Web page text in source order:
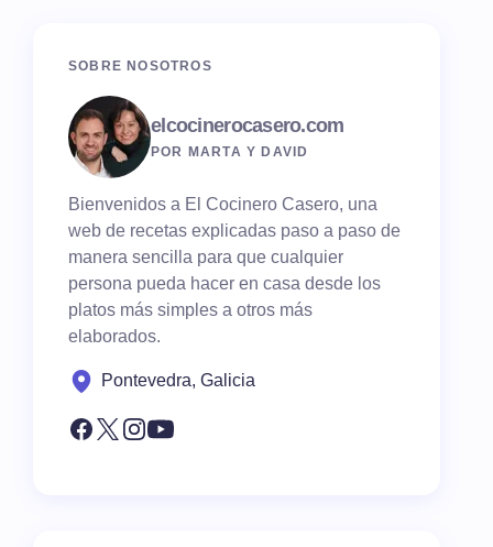
SOBRE NOSOTROS
elcocinerocasero.com
POR MARTA Y DAVID
Bienvenidos a El Cocinero Casero, una
web de recetas explicadas paso a paso de
manera sencilla para que cualquier
persona pueda hacer en casa desde los
platos más simples a otros más
elaborados.
Pontevedra, Galicia